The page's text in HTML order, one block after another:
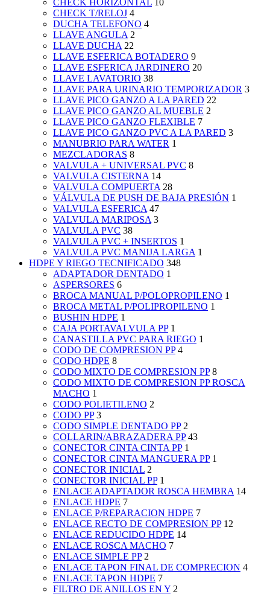
CHECK HORIZONTAL 10
CHECK T/RELOJ 4
DUCHA TELEFONO 4
LLAVE ANGULA 2
LLAVE DUCHA 22
LLAVE ESFERICA BOTADERO 9
LLAVE ESFERICA JARDINERO 20
LLAVE LAVATORIO 38
LLAVE PARA URINARIO TEMPORIZADOR 3
LLAVE PICO GANZO A LA PARED 22
LLAVE PICO GANZO AL MUEBLE 2
LLAVE PICO GANZO FLEXIBLE 7
LLAVE PICO GANZO PVC A LA PARED 3
MANUBRIO PARA WATER 1
MEZCLADORAS 8
VALVULA + UNIVERSAL PVC 8
VALVULA CISTERNA 14
VALVULA COMPUERTA 28
VÁLVULA DE PUSH DE BAJA PRESIÓN 1
VALVULA ESFERICA 47
VALVULA MARIPOSA 3
VALVULA PVC 38
VALVULA PVC + INSERTOS 1
VALVULA PVC MANIJA LARGA 1
HDPE Y RIEGO TECNIFICADO 348
ADAPTADOR DENTADO 1
ASPERSORES 6
BROCA MANUAL P/POLOPROPILENO 1
BROCA METAL P/POLIPROPILENO 1
BUSHIN HDPE 1
CAJA PORTAVALVULA PP 1
CANASTILLA PVC PARA RIEGO 1
CODO DE COMPRESION PP 4
CODO HDPE 8
CODO MIXTO DE COMPRESION PP 8
CODO MIXTO DE COMPRESION PP ROSCA
MACHO 1
CODO POLIETILENO 2
CODO PP 3
CODO SIMPLE DENTADO PP 2
COLLARIN/ABRAZADERA PP 43
CONECTOR CINTA CINTA PP 1
CONECTOR CINTA MANGUERA PP 1
CONECTOR INICIAL 2
CONECTOR INICIAL PP 1
ENLACE ADAPTADOR ROSCA HEMBRA 14
ENLACE HDPE 7
ENLACE P/REPARACION HDPE 7
ENLACE RECTO DE COMPRESION PP 12
ENLACE REDUCIDO HDPE 14
ENLACE ROSCA MACHO 7
ENLACE SIMPLE PP 2
ENLACE TAPON FINAL DE COMPRECION 4
ENLACE TAPON HDPE 7
FILTRO DE ANILLOS EN Y 2